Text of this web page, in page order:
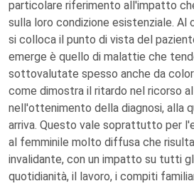
particolare riferimento all'impatto
sulla loro condizione esistenziale.
si colloca il punto di vista del
emerge è quello di malattie che
sottovalutate spesso anche da
come dimostra il ritardo nel ricorso
nell'ottenimento della diagnosi, alla
arriva. Questo vale soprattutto per
al femminile molto diffusa che
invalidante, con un impatto su tutti
quotidianità, il lavoro, i compiti